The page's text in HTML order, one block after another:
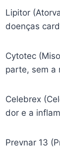
Lipitor
doenças
Cytotec
parte, sem a
Celebrex
dor e a
Prevnar 13